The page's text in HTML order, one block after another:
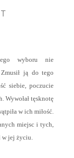
wyboru nie
ją do tego
siebie, poczucie
Wywołał tęsknotę
w ich miłość.
miejsc i tych,
jej życiu.